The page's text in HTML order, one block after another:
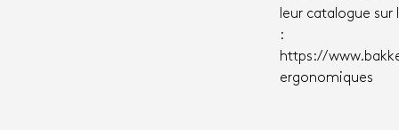
leur catalogue sur
:
https://
ergonomiques